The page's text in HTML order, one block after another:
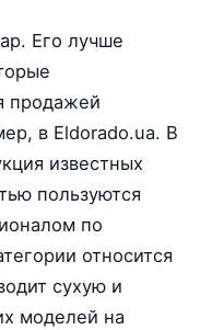
Его лучше
продажей
в Eldorado.ua. В
известных
пользуются
по
относится
сухую и
моделей на